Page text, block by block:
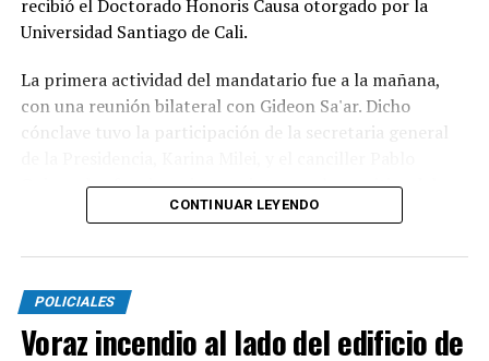
recibió el Doctorado Honoris Causa otorgado por la
Universidad Santiago de Cali.
La primera actividad del mandatario fue a la mañana,
con una reunión bilateral con Gideon Sa'ar. Dicho
cónclave tuvo la participación de la secretaria general
Quirno, los funcionarios que integran la comitiva del
Gobierno en esta gira internacional que tuvo una
Tras la reunión, tomó contacto con De la Espriella,
quien se anota como otro mandatario de la región de la
derecha y aliado al libertario. En un video que difundió
CONTINUAR LEYENDO
POLICIALES
Voraz incendio al lado del edificio de